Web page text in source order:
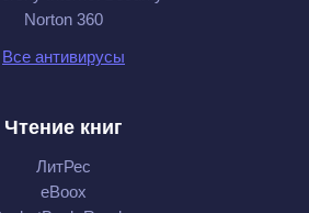
Norton 360
Все антивирусы
Чтение книг
ЛитРес
eBoox